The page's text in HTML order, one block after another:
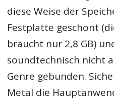
diese Weise der
Festplatte geschont
braucht nur 2,8 GB)
soundtechnisch nicht
Genre gebunden.
Metal die